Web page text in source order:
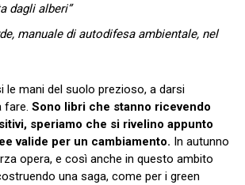
dagli alberi”
manuale di autodifesa ambientale, nel
le mani del suolo prezioso, a darsi
fare. Sono libri che stanno ricevendo
speriamo che si rivelino appunto
valide per un cambiamento. In autunno
opera, e così anche in questo ambito
una saga, come per i green